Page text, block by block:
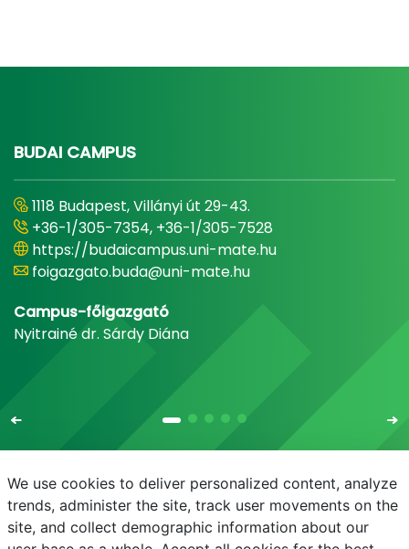
BUDAI CAMPUS
1118 Budapest, Villányi út 29-43.
+36-1/305-7354, +36-1/305-7528
https://budaicampus.uni-mate.hu
foigazgato.buda@uni-mate.hu
Campus-főigazgató
Nyitrainé dr. Sárdy Diána
E-mail Telefonkönyv NEPTUN E-learning
We use cookies to deliver personalized content, analyze
trends, administer the site, track user movements on the
site, and collect demographic information about our